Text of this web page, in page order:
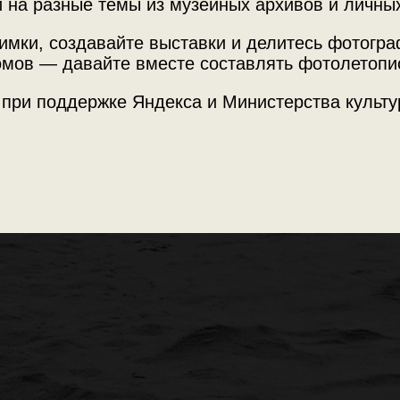
на разные темы из музейных архивов и
создавайте выставки и делитесь
— давайте вместе составлять
поддержке Яндекса и Министерства
четвертым со дня основания города и двадцать первым по
в 13:30. Я в это время учился в 10 классе, была среда,
этот репортаж "Зенитом-В". Пленка чудом сохранилась...»